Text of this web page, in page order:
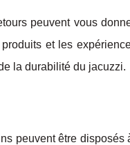
peuvent vous
et les
la durabilité du jacuzzi.
peuvent être disposés